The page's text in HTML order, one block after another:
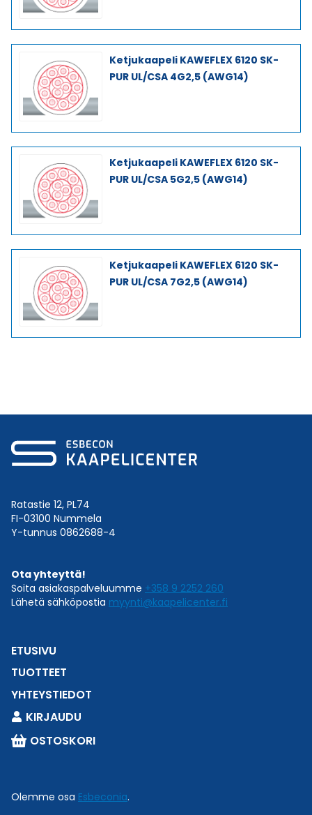
Ketjukaapeli KAWEFLEX 6120 SK-
PUR UL/CSA 4G2,5 (AWG14)
Ketjukaapeli KAWEFLEX 6120 SK-
PUR UL/CSA 5G2,5 (AWG14)
Ketjukaapeli KAWEFLEX 6120 SK-
PUR UL/CSA 7G2,5 (AWG14)
Ratastie 12, PL74
FI-03100 Nummela
Y-tunnus 0862688-4
Ota yhteyttä!
Soita asiakaspalveluumme +358 9 2252 260
Lähetä sähköpostia myynti@kaapelicenter.fi
ETUSIVU
TUOTTEET
YHTEYSTIEDOT
KIRJAUDU
OSTOSKORI
Olemme osa Esbeconia.